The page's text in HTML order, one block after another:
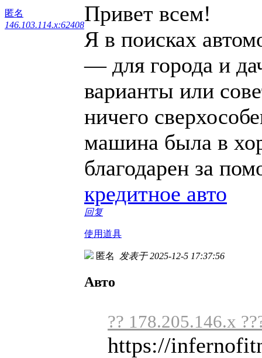
匿名
146.103.114.x:62408Привет всем!
Я в поисках
— для города и
варианты или
ничего
машина была в
благодарен за
кредитное авто
回复
使用道具
匿名 发表于 2025-12-5 17:37:56
Авто
?? 178.205.146.x
https://